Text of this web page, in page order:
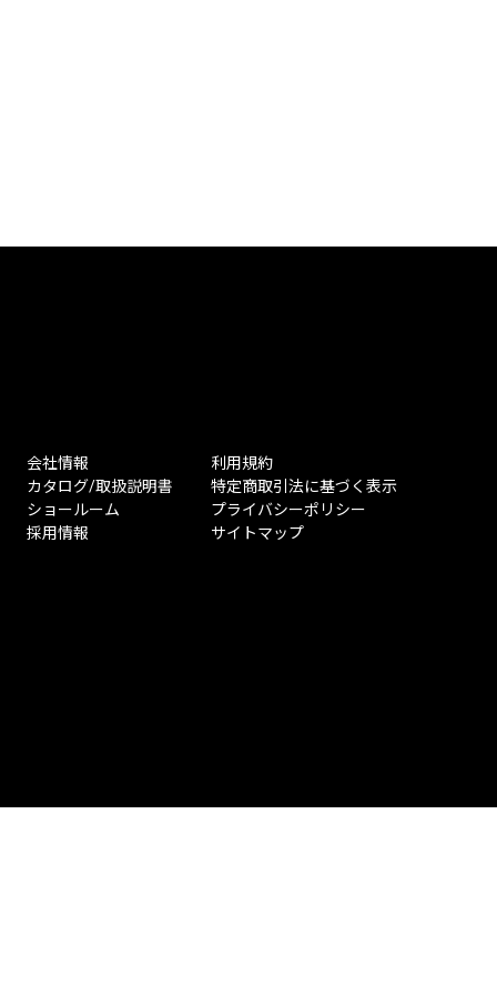
会社情報
カタログ/取扱説明書
ショールーム
採用情報
利用規約
特定商取引法に基づく表示
プライバシーポリシー
サイトマップ